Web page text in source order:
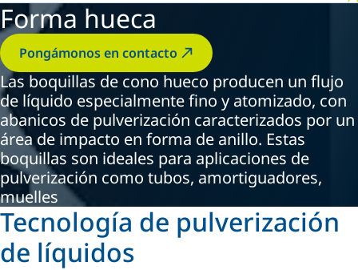
Forma hueca
Pongámonos en contacto
Las boquillas de cono hueco producen un flujo
de líquido especialmente fino y atomizado, con
abanicos de pulverización caracterizados por un
área de impacto en forma de anillo. Estas
boquillas son ideales para aplicaciones de
pulverización como tubos, amortiguadores,
muelles
Tecnología de pulverización
de líquidos